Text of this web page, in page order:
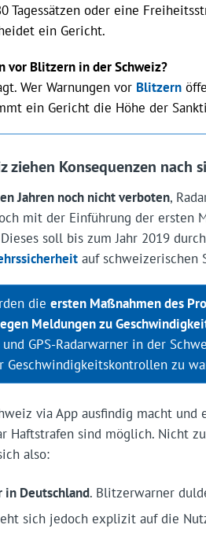
Tagessätzen oder eine
ein Gericht.
vor Blitzern in der Schweiz?
Wer Warnungen vor Blitzern
ein Gericht die Höhe der
ziehen Konsequenzen nach
Jahren noch nicht verboten,
mit der Einführung der ersten
soll bis zum Jahr 2019
auf schweizerischen
die ersten Maßnahmen des
Meldungen zu
GPS-Radarwarner in der
Geschwindigkeitskontrollen zu
via App ausfindig macht
Haftstrafen sind möglich. Nicht
also:
in Deutschland. Blitzerwarner
sich jedoch explizit auf die